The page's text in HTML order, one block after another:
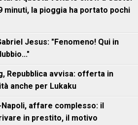
minuti, la pioggia ha portato pochi
Jesus: "Fenomeno! Qui in
Repubblica avvisa: offerta in
anche per Lukaku
Napoli, affare complesso: il
in prestito, il motivo